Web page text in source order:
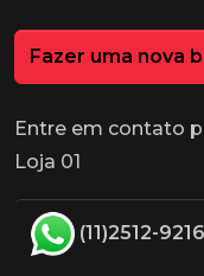
Fazer uma nova
Entre em contato
Loja 01
(11)2512-9216